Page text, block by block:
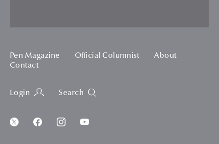
Pen Magazine Official Columnist
About
Contact
Login Search